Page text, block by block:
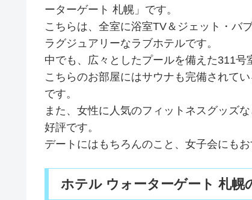
ーターゲート 札幌」です。
こちらは、全室に浴室TV＆ジェット・バ
ラグジュアリーなラブホテルです。
中でも、広々としたプールを備えた311号
こちらのお部屋にはサウナも完備されて
です。
また、女性に人気のフィットネスグッズ
好評です。
デートにはもちろんのこと、女子会にもお
ホテル ウォーターゲート 札幌